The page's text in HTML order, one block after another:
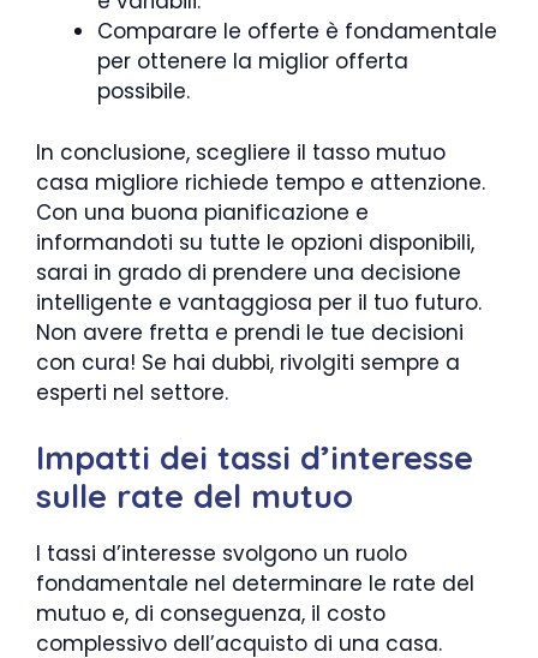
Comparare le offerte è fondamentale
per ottenere la miglior offerta
possibile.
In conclusione, scegliere il tasso mutuo
casa migliore richiede tempo e attenzione.
Con una buona pianificazione e
informandoti su tutte le opzioni disponibili,
sarai in grado di prendere una decisione
intelligente e vantaggiosa per il tuo futuro.
Non avere fretta e prendi le tue decisioni
con cura! Se hai dubbi, rivolgiti sempre a
esperti nel settore.
Impatti dei tassi d’interesse
sulle rate del mutuo
I tassi d’interesse svolgono un ruolo
fondamentale nel determinare le rate del
mutuo e, di conseguenza, il costo
complessivo dell’acquisto di una casa.